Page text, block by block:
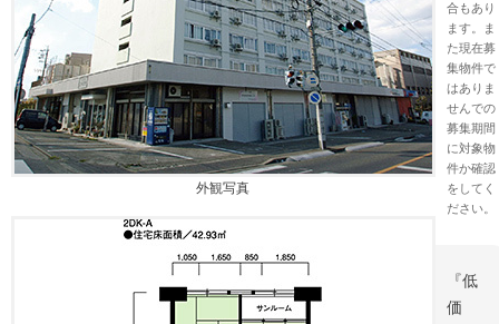
外観写真
合もあり
ます。ま
た現在募
集物件で
はありま
せんでの
募集期間
に対象物
件か確認
をしてく
ださい。
『低
価